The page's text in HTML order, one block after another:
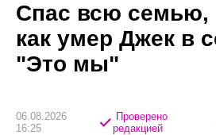
Спас всю семью,
как умер Джек в
"Это мы"
06.08.2026
16:25
Проверено
редакцией